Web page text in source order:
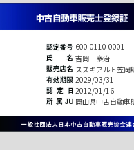
600-0110-0001
吉岡 泰治
スズキアルト笠岡
2029/03/31
2012/01/16
岡山県中古自動車